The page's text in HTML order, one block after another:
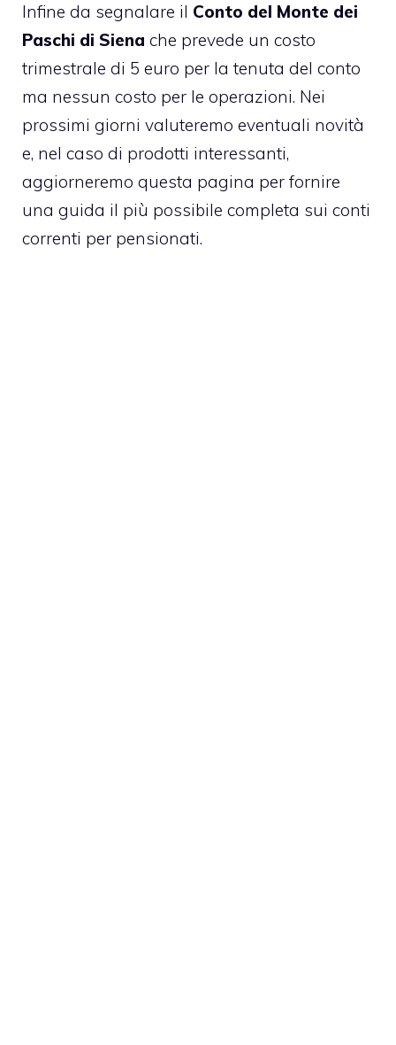
Infine da segnalare il Conto del Monte dei
Paschi di Siena che prevede un costo
trimestrale di 5 euro per la tenuta del conto
ma nessun costo per le operazioni. Nei
prossimi giorni valuteremo eventuali novità
e, nel caso di prodotti interessanti,
aggiorneremo questa pagina per fornire
una guida il più possibile completa sui conti
correnti per pensionati.